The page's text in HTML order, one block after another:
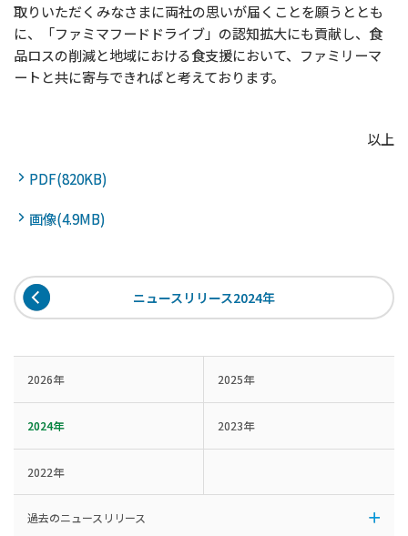
取りいただくみなさまに両社の思いが届くことを願うととも
に、「ファミマフードドライブ」の認知拡大にも貢献し、食
品ロスの削減と地域における食支援において、ファミリーマ
ートと共に寄与できればと考えております。
以上
PDF(820KB)
画像(4.9MB)
ニュースリリース2024年
2026年 2025年
2024年 2023年
2022年
過去のニュースリリース